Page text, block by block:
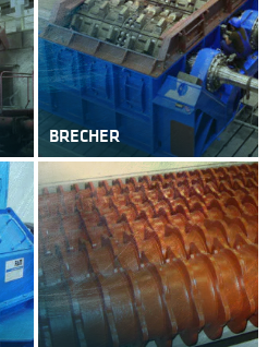
BRECHER